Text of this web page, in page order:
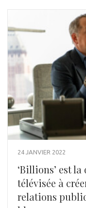
24 JANVIER 2022
‘Billions’ est
télévisée à
relations